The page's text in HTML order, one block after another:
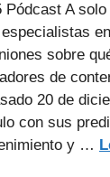
Pódcast A
sobre
de
20 de
con sus
y …